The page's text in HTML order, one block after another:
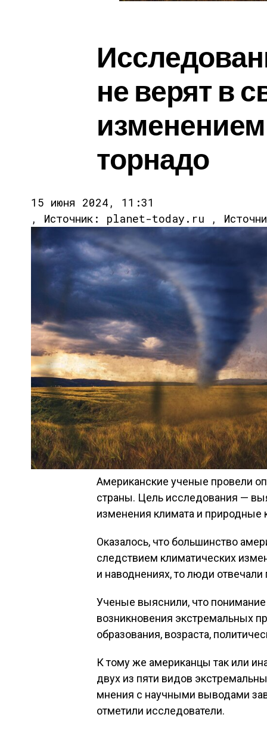
не верят в
торнадо
15 июня 2024, 11:31
, Источник: planet-today.ru ,
Американские ученые провели
страны. Цель исследования —
изменения климата и природные
Оказалось, что большинство
следствием климатических
и наводнениях, то люди отвечали
Ученые выяснили, что
возникновения экстремальных
образования, возраста,
К тому же американцы так или
двух из пяти видов
мнения с научными выводами
отметили исследователи.